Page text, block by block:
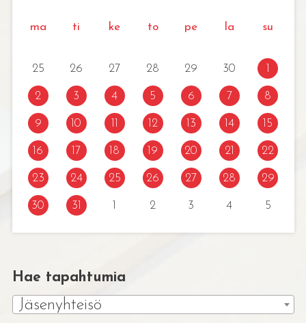
ma ti ke to pe la su
25 26 27 28 29 30
2 3 4 5 6 7 8
9 10 12 13 14 15
16 17 18 19 20 21 22
23 24 25 26 27 28 29
30 31 2 3 4 5
Hae tapahtumia
Jäsenyhteisö